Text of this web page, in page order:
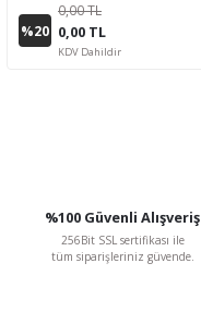
%20
0,00 TL
0,00 TL
KDV Dahildir
%100 Güvenli Alışveriş
256Bit SSL sertifikası ile
tüm siparişleriniz güvende.